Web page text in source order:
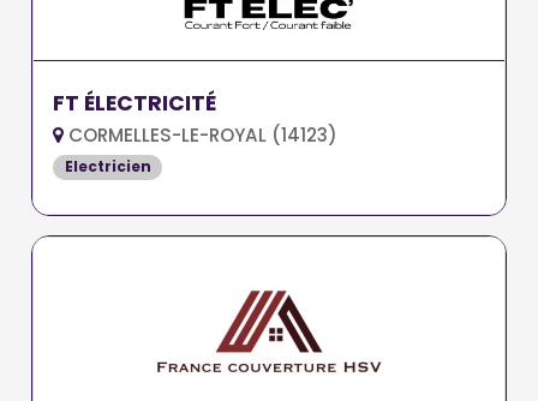
FT ÉLECTRICITÉ
CORMELLES-LE-ROYAL (14123)
Electricien